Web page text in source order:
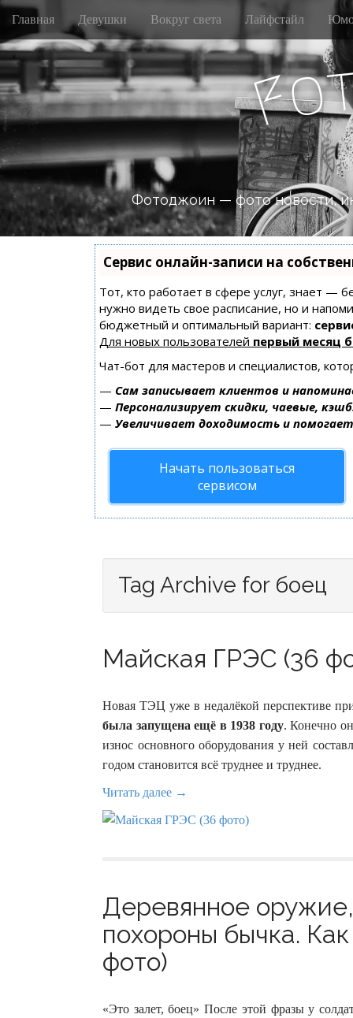
M
i
n
m
e
n
u
S
i
p
t
o
c
o
n
t
e
Главная Девушки Вокруг света Лайфстайл
Fo
Фотоджоин — фото новости,
Сервис онлайн-записи на
Тот, кто работает в сфере услуг, знает —
нужно видеть свое расписание, но и
бюджетный и оптимальный вариант:
Для новых пользователей первый месяц
Чат-бот для мастеров и специалистов,
— Сам записывает клиентов и
— Персонализирует скидки, чаевые,
— Увеличивает доходимость и
Начать пользоваться
сервисом
Tag Archive for боец
Майская ГРЭС (36
Новая ТЭЦ уже в недалёкой перспективе
была запущена ещё в 1938 году. Конечно
износ основного оборудования у ней
годом становится всё труднее и труднее.
Читать далее →
Деревянное
похороны бычка.
фото)
«Это залет, боец» После этой фразы у